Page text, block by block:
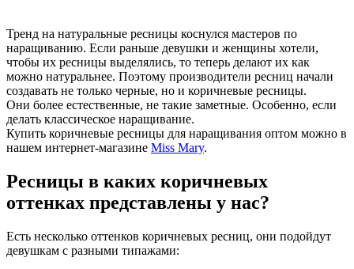
Тренд на натуральные ресницы коснулся мастеров по
наращиванию. Если раньше девушки и женщины хотели,
чтобы их ресницы выделялись, то теперь делают их как
можно натуральнее. Поэтому производители ресниц начали
создавать не только черные, но и коричневые ресницы.
Они более естественные, не такие заметные. Особенно, если
делать классическое наращивание.
Купить коричневые ресницы для наращивания оптом можно в
нашем интернет-магазине Miss Mary.
Ресницы в каких коричневых
оттенках представлены у нас?
Есть несколько оттенков коричневых ресниц, они подойдут
девушкам с разными типажами: